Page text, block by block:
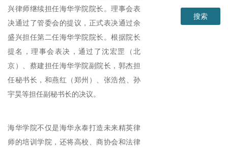
兴律师继续担任海华学院院长。理事会表
决通过了管委会的提议，正式表决通过余
盛兴担任第二任海华学院院长。根据院长
提名，理事会表决，通过了沈宏罡
（北
京）、 蔡建担任海华学院副院长， 郭杰担
任秘书长， 和燕红 （郑州）、 张浩然 、孙
宇昊等担任副秘书长的决议。
海华学院不仅是海华永泰打造未来精英律
师的培训学院，还将高校、商协会和法律